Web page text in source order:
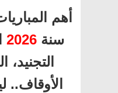
أهم
سنة 2026
التجنيد،